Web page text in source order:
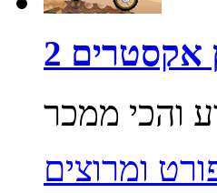
אקסטרים 2
ומרוצים